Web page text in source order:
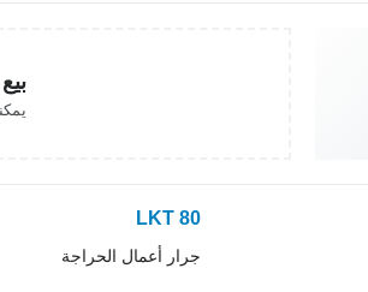
LKT 80
جرار أعمال الحراجة